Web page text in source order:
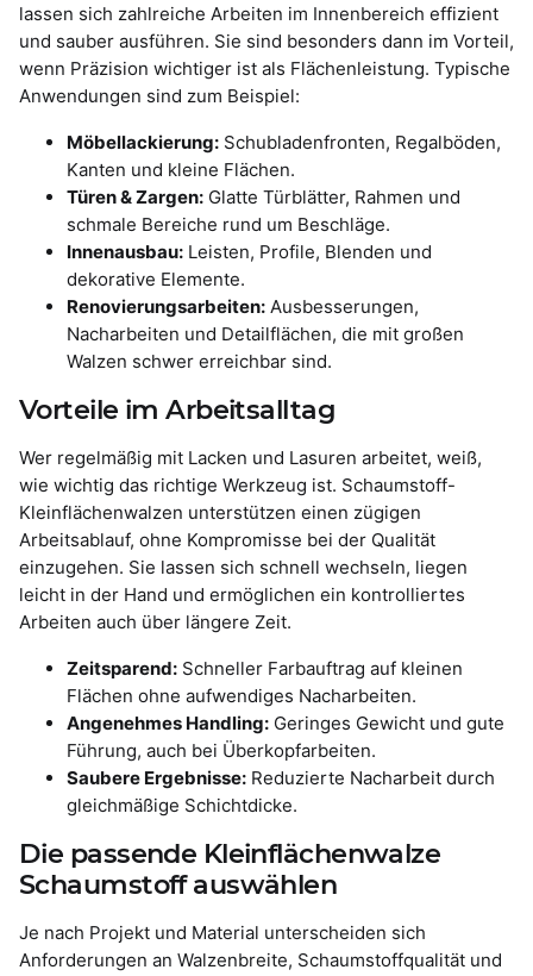
lassen sich zahlreiche Arbeiten im Innenbereich effizient
und sauber ausführen. Sie sind besonders dann im Vorteil,
wenn Präzision wichtiger ist als Flächenleistung. Typische
Anwendungen sind zum Beispiel:
Möbellackierung: Schubladenfronten, Regalböden,
Kanten und kleine Flächen.
Türen & Zargen: Glatte Türblätter, Rahmen und
schmale Bereiche rund um Beschläge.
Innenausbau: Leisten, Profile, Blenden und
dekorative Elemente.
Renovierungsarbeiten: Ausbesserungen,
Nacharbeiten und Detailflächen, die mit großen
Walzen schwer erreichbar sind.
Vorteile im Arbeitsalltag
Wer regelmäßig mit Lacken und Lasuren arbeitet, weiß,
wie wichtig das richtige Werkzeug ist. Schaumstoff-
Kleinflächenwalzen unterstützen einen zügigen
Arbeitsablauf, ohne Kompromisse bei der Qualität
einzugehen. Sie lassen sich schnell wechseln, liegen
leicht in der Hand und ermöglichen ein kontrolliertes
Arbeiten auch über längere Zeit.
Zeitsparend: Schneller Farbauftrag auf kleinen
Flächen ohne aufwendiges Nacharbeiten.
Angenehmes Handling: Geringes Gewicht und gute
Führung, auch bei Überkopfarbeiten.
Saubere Ergebnisse: Reduzierte Nacharbeit durch
gleichmäßige Schichtdicke.
Die passende Kleinflächenwalze
Schaumstoff auswählen
Je nach Projekt und Material unterscheiden sich
Anforderungen an Walzenbreite, Schaumstoffqualität und